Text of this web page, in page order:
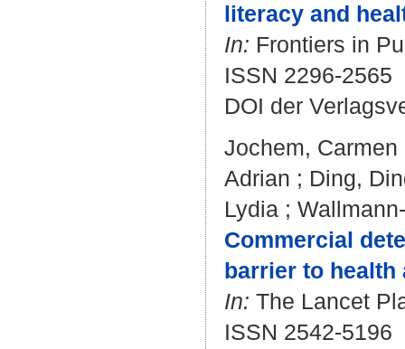
literacy and
In: Frontiers in
ISSN 2296-2565
DOI der
Jochem, Carmen
Adrian ; Ding,
Lydia ;
Commercial
barrier to health
In: The Lancet
ISSN 2542-5196